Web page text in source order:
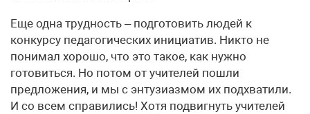
Еще одна трудность – подготовить людей к
конкурсу педагогических инициатив. Никто не
понимал хорошо, что это такое, как нужно
готовиться. Но потом от учителей пошли
предложения, и мы с энтузиазмом их подхватили.
И со всем справились! Хотя подвигнуть учителей